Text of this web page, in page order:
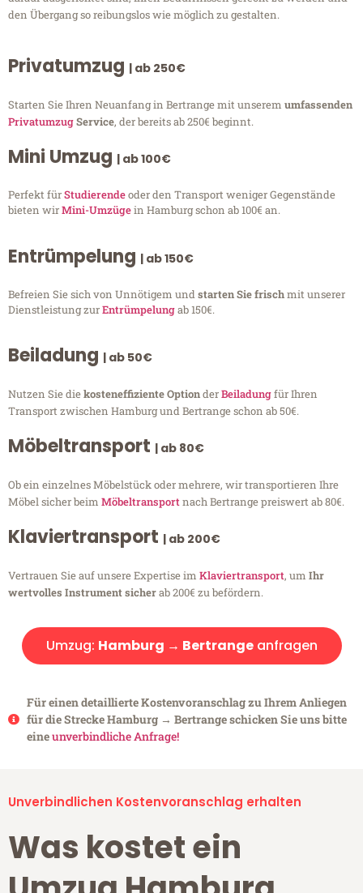
den Übergang so reibungslos wie möglich zu gestalten.
Privatumzug | ab 250€
Starten Sie Ihren Neuanfang in Bertrange mit unserem umfassenden
PrivatumzugService, der bereits ab 250€ beginnt.
Mini Umzug | ab 100€
Perfekt fürStudierendeoder den Transport weniger Gegenstände
bieten wirMini-Umzügein Hamburg schon ab 100€ an.
Entrümpelung | ab 150€
Befreien Sie sich von Unnötigem undstarten Sie frischmit unserer
Dienstleistung zurEntrümpelungab 150€.
Beiladung | ab 50€
Nutzen Sie diekosteneffiziente OptionderBeiladungfür Ihren
Transport zwischen Hamburg und Bertrange schon ab 50€.
Möbeltransport | ab 80€
Ob ein einzelnes Möbelstück oder mehrere, wir transportieren Ihre
Möbel sicher beim Möbeltransportnach Bertrange preiswert ab 80€.
Klaviertransport | ab 200€
Vertrauen Sie auf unsere Expertise im Klaviertransport, um Ihr
wertvolles Instrument sicherab 200€ zu befördern.
Umzug: Hamburg → Bertrangeanfragen
Für einen detaillierte Kostenvoranschlag zu Ihrem Anliegen
für die Strecke Hamburg → Bertrange schicken Sie uns bitte
eineunverbindliche Anfrage!
Unverbindlichen Kostenvoranschlag erhalten
Was kostet ein